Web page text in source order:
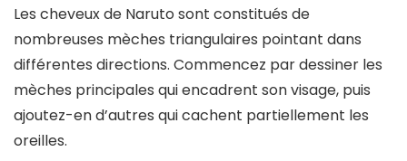
Les cheveux de Naruto sont constitués de
nombreuses mèches triangulaires pointant dans
différentes directions. Commencez par dessiner les
mèches principales qui encadrent son visage, puis
ajoutez-en d’autres qui cachent partiellement les
oreilles.